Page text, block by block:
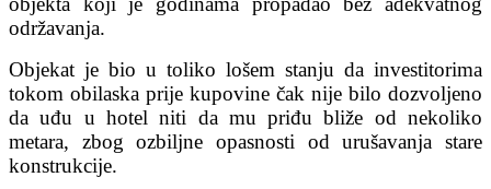
održavanja.
Objekat je bio u toliko lošem stanju da investitorima
tokom obilaska prije kupovine čak nije bilo dozvoljeno
da uđu u hotel niti da mu priđu bliže od nekoliko
metara, zbog ozbiljne opasnosti od urušavanja stare
konstrukcije.